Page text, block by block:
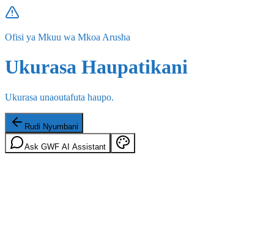
Ofisi ya Mkuu wa Mkoa Arusha
Ukurasa Haupatikani
Ukurasa unaoutafuta haupo.
Rudi Nyumbani
Ask GWF AI Assistant